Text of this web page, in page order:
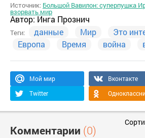
Источник: Большой Вавилон: суперпушка
взорвать мир
Автор: Инга Прознич
Теги: данные Мир
Это
Европа
Время война
Мой мир
Вконтакте
Twitter
Комментарии (0)